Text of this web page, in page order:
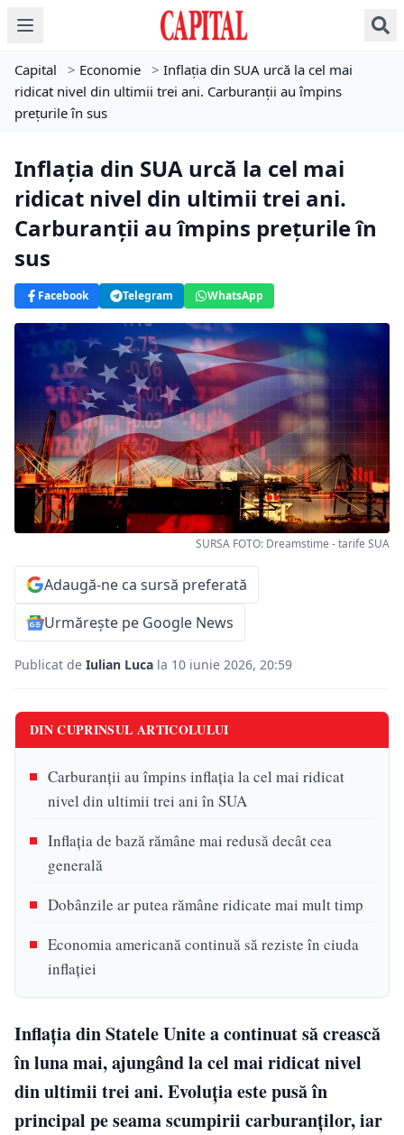
Capital > Economie > Inflația din SUA urcă la cel mai
ridicat nivel din ultimii trei ani. Carburanții au împins
prețurile în sus
Inflația din SUA urcă la cel mai
ridicat nivel din ultimii trei ani.
Carburanții au împins prețurile în
sus
Facebook Telegram WhatsApp
SURSA FOTO: Dreamstime - tarife SUA
Adaugă-ne ca sursă preferată
Urmărește pe Google News
Publicat de Iulian Luca la 10 iunie 2026, 20:59
DIN CUPRINSUL ARTICOLULUI
Carburanții au împins inflația la cel mai ridicat
nivel din ultimii trei ani în SUA
Inflația de bază rămâne mai redusă decât cea
generală
Dobânzile ar putea rămâne ridicate mai mult timp
Economia americană continuă să reziste în ciuda
inflației
Inflația din Statele Unite a continuat să crească
în luna mai, ajungând la cel mai ridicat nivel
din ultimii trei ani. Evoluția este pusă în
principal pe seama scumpirii carburanților, iar